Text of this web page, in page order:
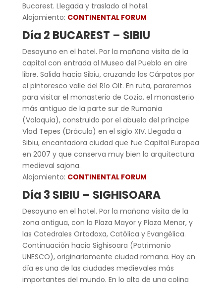
Bucarest. Llegada y traslado al hotel.
Alojamiento: CONTINENTAL FORUM
Día 2 BUCAREST – SIBIU
Desayuno en el hotel. Por la mañana visita de la
capital con entrada al Museo del Pueblo en aire
libre. Salida hacia Sibiu, cruzando los Cárpatos por
el pintoresco valle del Río Olt. En ruta, pararemos
para visitar el monasterio de Cozia, el monasterio
más antiguo de la parte sur de Rumania
(Valaquia), construido por el abuelo del príncipe
Vlad Tepes (Drácula) en el siglo XIV. Llegada a
Sibiu, encantadora ciudad que fue Capital Europea
en 2007 y que conserva muy bien la arquitectura
medieval sajona.
Alojamiento: CONTINENTAL FORUM
Día 3 SIBIU – SIGHISOARA
Desayuno en el hotel. Por la mañana visita de la
zona antigua, con la Plaza Mayor y Plaza Menor, y
las Catedrales Ortodoxa, Católica y Evangélica.
Continuación hacia Sighisoara (Patrimonio
UNESCO), originariamente ciudad romana. Hoy en
día es una de las ciudades medievales más
importantes del mundo. En lo alto de una colina